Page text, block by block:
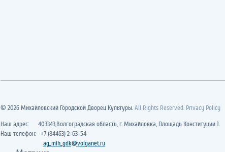
© 2026 Михайловский Городской Дворец Культуры. All Rights Reserved. Privacy Policy
Наш адрес: 403343,Волгоградская область, г. Михайловка, Площадь Конституции 1.
Наш телефон: +7 (84463) 2-63-54
ag_mih_gdk@volganet.ru